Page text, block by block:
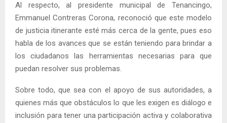
Al respecto, al presidente municipal de Tenancingo,
Emmanuel Contreras Corona, reconoció que este modelo
de justicia itinerante esté más cerca de la gente, pues eso
habla de los avances que se están teniendo para brindar a
los ciudadanos las herramientas necesarias para que
puedan resolver sus problemas.
Sobre todo, que sea con el apoyo de sus autoridades, a
quienes más que obstáculos lo que les exigen es diálogo e
inclusión para tener una participación activa y colaborativa